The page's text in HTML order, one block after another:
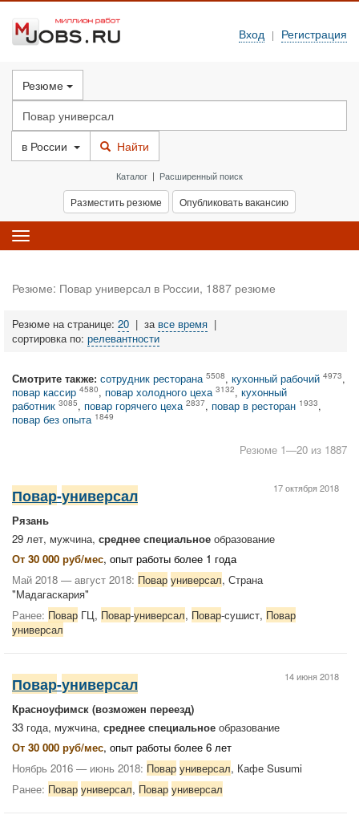
Вход | Регистрация
Резюме
в России Найти
Каталог | Расширенный поиск
Разместить резюме Опубликовать вакансию
Toggle
navigation
Резюме: Повар универсал в России, 1887 резюме
Резюме на странице: 20 | за все время |
сортировка по: релевантности
Смотрите также: сотрудник ресторана 5508, кухонный рабочий 4973,
повар кассир 4580, повар холодного цеха 3132, кухонный
работник 3085, повар горячего цеха 2837, повар в ресторан 1933,
повар без опыта 1849
Резюме 1—20 из 1887
17 октября 2018
Повар-универсал
Рязань
29 лет, мужчина, среднее специальное образование
От 30 000 руб/мес, опыт работы более 1 года
Май 2018 — август 2018: Повар универсал, Страна
"Мадагаскария"
Ранее: Повар ГЦ, Повар-универсал, Повар-сушист, Повар
универсал
14 июня 2018
Повар-универсал
Красноуфимск (возможен переезд)
33 года, мужчина, среднее специальное образование
От 30 000 руб/мес, опыт работы более 6 лет
Ноябрь 2016 — июнь 2018: Повар универсал, Кафе Susumi
Ранее: Повар универсал, Повар универсал